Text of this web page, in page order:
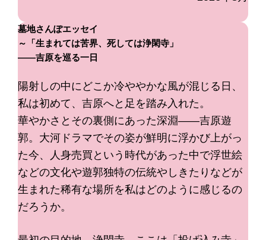
墓地さんぽエッセイ
～「生まれては苦界、死しては浄閑寺」
――吉原を巡る一日
陽射しの中にどこか冷ややかな風が混じる日、
私は初めて、吉原へと足を踏み入れた。
華やかさとその裏側にあった深淵――吉原遊
郭。大河ドラマでその姿が鮮明に浮かび上がっ
た今、人身売買という時代があった中で浮世絵
などの文化や遊郭独特の伝統やしきたりなどが
生まれた稀有な場所を私はどのように感じるの
だろうか。